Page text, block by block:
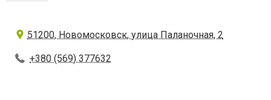
51200, Новомосковск, улица Паланочная, 2
+380 (569) 377632